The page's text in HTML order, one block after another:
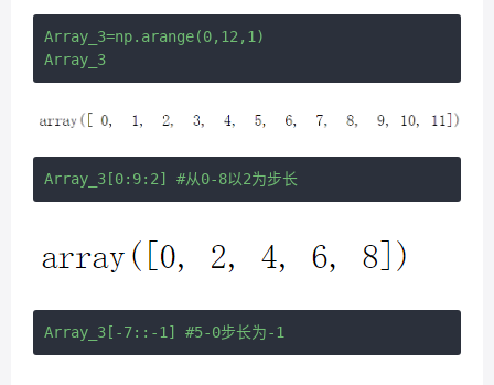
Array_3=np.arange(0,12,1)